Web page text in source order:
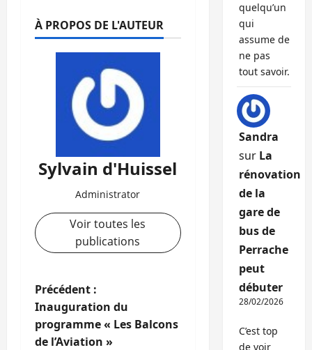
À PROPOS DE L'AUTEUR
Sylvain d'Huissel
Administrator
Voir toutes les
publications
N
a
Précédent :
Inauguration du
programme « Les Balcons
de l’Aviation »
quelqu’un
qui
assume de
ne pas
tout savoir.
Sandra
sur La
rénovation
de la
gare de
bus de
Perrache
peut
débuter
28/02/2026
C’est top
de voir